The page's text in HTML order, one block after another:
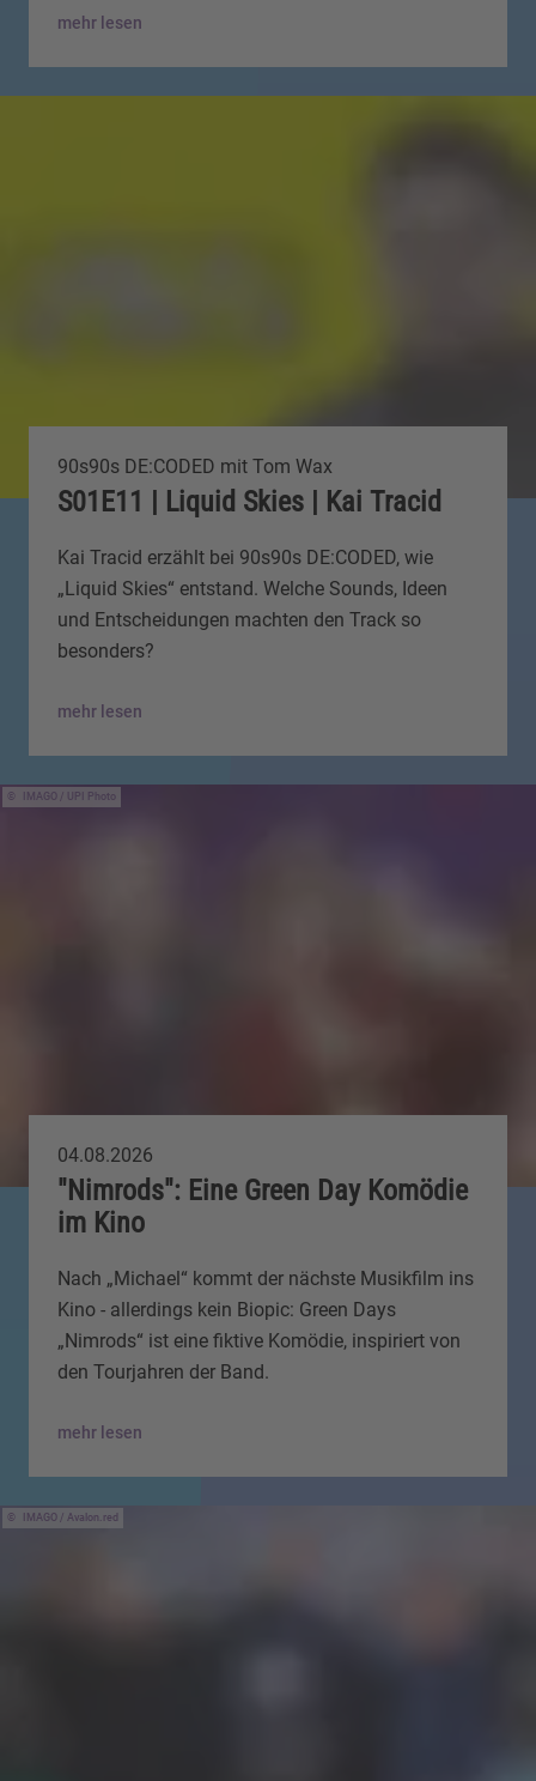
mehr lesen
90s90s DE:CODED mit Tom Wax
S01E11 | Liquid Skies | Kai Tracid
Kai Tracid erzählt bei 90s90s DE:CODED, wie
„Liquid Skies“ entstand. Welche Sounds, Ideen
und Entscheidungen machten den Track so
besonders?
mehr lesen
IMAGO / UPI Photo
04.08.2026
"Nimrods": Eine Green Day Komödie
im Kino
Nach „Michael“ kommt der nächste Musikfilm ins
Kino - allerdings kein Biopic: Green Days
„Nimrods“ ist eine fiktive Komödie, inspiriert von
den Tourjahren der Band.
mehr lesen
IMAGO / Avalon.red